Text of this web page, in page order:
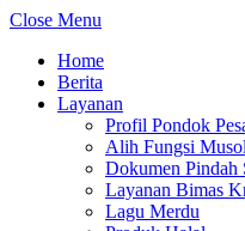
Close Menu
Home
Berita
Layanan
Profil Pondok
Alih Fungsi
Dokumen Pindah
Layanan Bimas
Lagu Merdu